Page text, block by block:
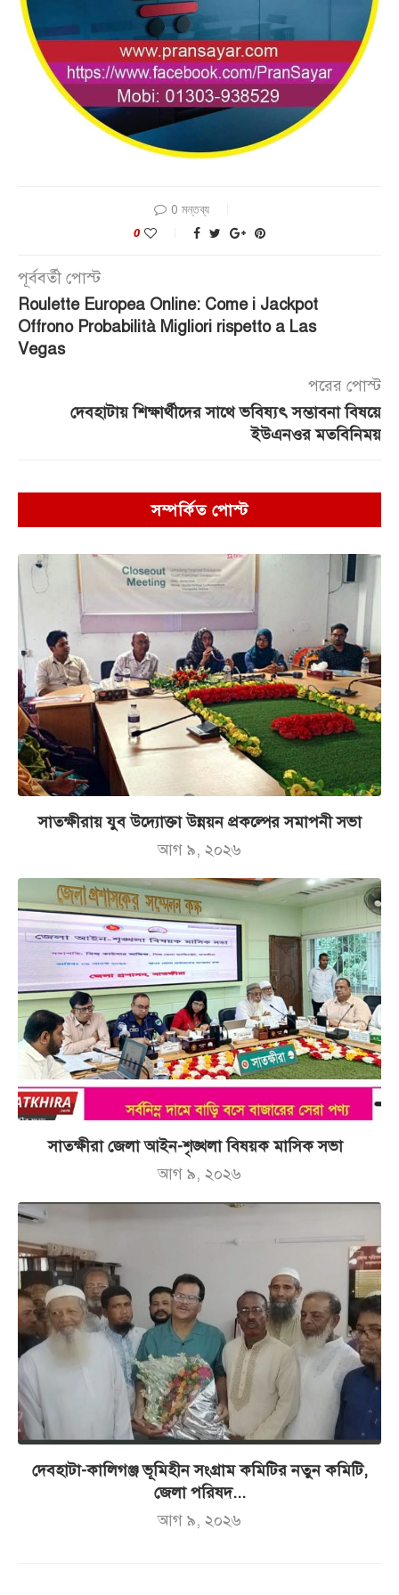
0 মন্তব্য
0
পূর্ববর্তী পোস্ট
Roulette Europea Online: Come i Jackpot
Offrono Probabilità Migliori rispetto a Las
Vegas
পরের পোস্ট
দেবহাটায় শিক্ষার্থীদের সাথে ভবিষ্যৎ সম্ভাবনা বিষয়ে
ইউএনওর মতবিনিময়
সম্পর্কিত পোস্ট
সাতক্ষীরায় যুব উদ্যোক্তা উন্নয়ন প্রকল্পের সমাপনী সভা
আগ ৯, ২০২৬
সাতক্ষীরা জেলা আইন-শৃঙ্খলা বিষয়ক মাসিক সভা
আগ ৯, ২০২৬
দেবহাটা-কালিগঞ্জ ভূমিহীন সংগ্রাম কমিটির নতুন কমিটি,
জেলা পরিষদ...
আগ ৯, ২০২৬